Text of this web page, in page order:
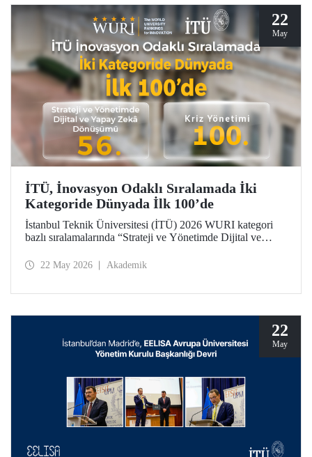
22
May
İTÜ, İnovasyon Odaklı Sıralamada İki
Kategoride Dünyada İlk 100’de
İstanbul Teknik Üniversitesi (İTÜ) 2026 WURI kategori
bazlı sıralamalarında “Strateji ve Yönetimde Dijital ve
100’üncü oldu.
22 May 2026 Akademik
22
May